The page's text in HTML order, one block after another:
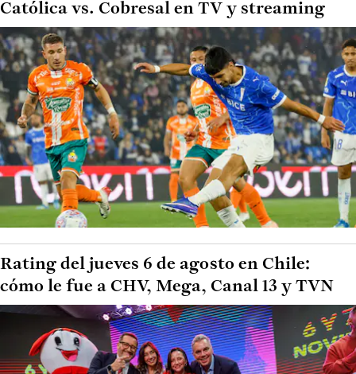
Católica vs. Cobresal en TV y streaming
Rating del jueves 6 de agosto en Chile:
cómo le fue a CHV, Mega, Canal 13 y TVN